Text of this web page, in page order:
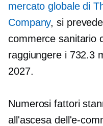
mercato globale di
Company, si
commerce sanitario
raggiungere i 732.3
2027.
Numerosi fattori
all'ascesa dell'e-